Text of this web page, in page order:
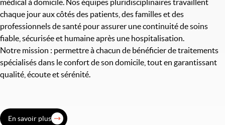
médical à domicile. Nos équipes pluridisciplinaires travaillent
chaque jour aux côtés des patients, des familles et des
professionnels de santé pour assurer une continuité de soins
fiable, sécurisée et humaine après une hospitalisation.
Notre mission : permettre à chacun de bénéficier de traitements
spécialisés dans le confort de son domicile, tout en garantissant
qualité, écoute et sérénité.
En savoir plus